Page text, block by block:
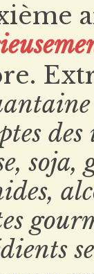
soja,